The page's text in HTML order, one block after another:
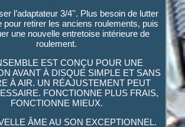
l’adaptateur 3/4''. Plus besoin de lutter
pour retirer les anciens roulements, puis
une nouvelle entretoise intérieure de
roulement.
EST CONÇU POUR UNE
AVANT À DISQUE SIMPLE ET SANS
À AIR. UN RÉAJUSTEMENT PEUT
FONCTIONNE PLUS FRAIS,
FONCTIONNE MIEUX.
ÂME AU SON EXCEPTIONNEL.